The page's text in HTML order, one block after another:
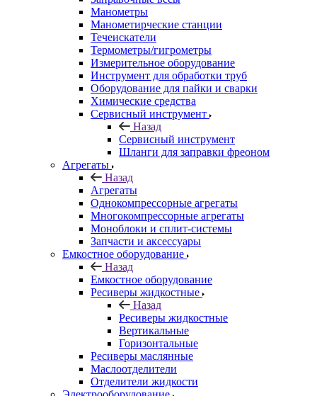
Манометры
Манометирческие станции
Течеискатели
Термометры/гигрометры
Измерительное оборудование
Инструмент для обработки труб
Оборудование для пайки и сварки
Химические средства
Сервисный инструмент
Назад
Сервисный инструмент
Шланги для заправки фреоном
Агрегаты
Назад
Агрегаты
Однокомпрессорные агрегаты
Многокомпрессорные агрегаты
Моноблоки и сплит-системы
Запчасти и аксессуары
Емкостное оборудование
Назад
Емкостное оборудование
Ресиверы жидкостные
Назад
Ресиверы жидкостные
Вертикальные
Горизонтальные
Ресиверы маслянные
Маслоотделители
Отделители жидкости